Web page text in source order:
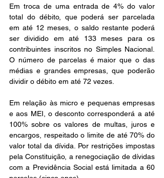
Em troca de uma entrada de 4% do valor
total do débito, que poderá ser parcelada
em até 12 meses, o saldo restante poderá
ser dividido em até 133 meses para os
contribuintes inscritos no Simples Nacional.
O número de parcelas é maior que o das
médias e grandes empresas, que poderão
dividir o débito em até 72 vezes.
Em relação às micro e pequenas empresas
e aos MEI, o desconto corresponderá a até
100% sobre os valores de multas, juros e
encargos, respeitado o limite de até 70% do
valor total da dívida. Por restrições impostas
pela Constituição, a renegociação de dívidas
com a Previdência Social está limitada a 60